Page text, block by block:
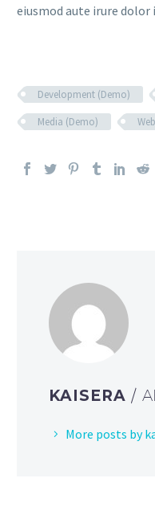
eiusmod aute irure dolor
Development (Demo)
Media (Demo)
KAISERA /
More posts by